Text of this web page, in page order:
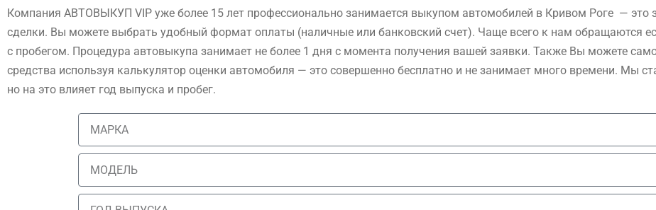
Компания АВТОВЫКУП VIP уже более 15 лет профессионально занимается выкупом автомобилей в Кривом Роге — это
сделки. Вы можете выбрать удобный формат оплаты (наличные или банковский счет). Чаще всего к нам обращаются
с пробегом. Процедура автовыкупа занимает не более 1 дня с момента получения вашей заявки. Также Вы можете
средства используя калькулятор оценки автомобиля — это совершенно бесплатно и не занимает много времени. Мы
но на это влияет год выпуска и пробег.